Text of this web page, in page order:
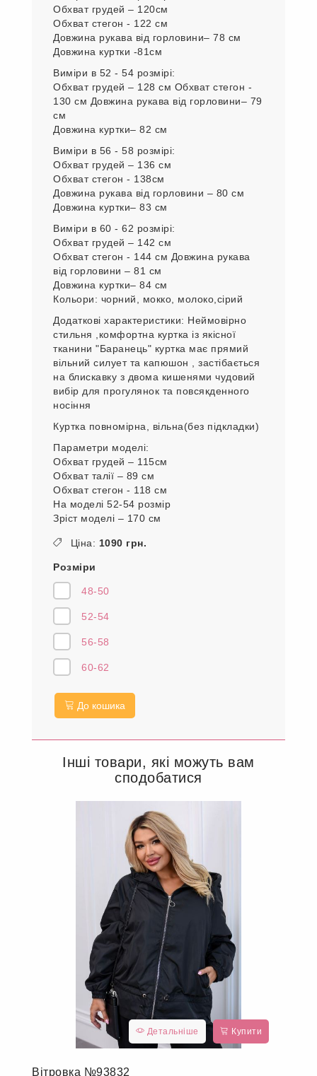
Обхват грудей – 120см
Обхват стегон - 122 см
Довжина рукава від горловини– 78 см
Довжина куртки -81см
Виміри в 52 - 54 розмірі:
Обхват грудей – 128 см Обхват стегон -
130 см Довжина рукава від горловини– 79
см
Довжина куртки– 82 см
Виміри в 56 - 58 розмірі:
Обхват грудей – 136 см
Обхват стегон - 138см
Довжина рукава від горловини – 80 см
Довжина куртки– 83 см
Виміри в 60 - 62 розмірі:
Обхват грудей – 142 см
Обхват стегон - 144 см Довжина рукава
від горловини – 81 см
Довжина куртки– 84 см
Кольори: чорний, мокко, молоко,сірий
Додаткові характеристики: Неймовірно
стильня ,комфортна куртка із якісної
тканини "Баранець" куртка має прямий
вільний силует та капюшон , застібається
на блискавку з двома кишенями чудовий
вибір для прогулянок та повсякденного
носіння
Куртка повномірна, вільна(без підкладки)
Параметри моделі:
Обхват грудей – 115см
Обхват талії – 89 см
Обхват стегон - 118 см
На моделі 52-54 розмір
Зріст моделі – 170 см
Ціна: 1090 грн.
Розміри
48-50
52-54
56-58
60-62
До кошика
Інші товари, які можуть вам
сподобатися
Детальніше Купити
Вітровка №93832